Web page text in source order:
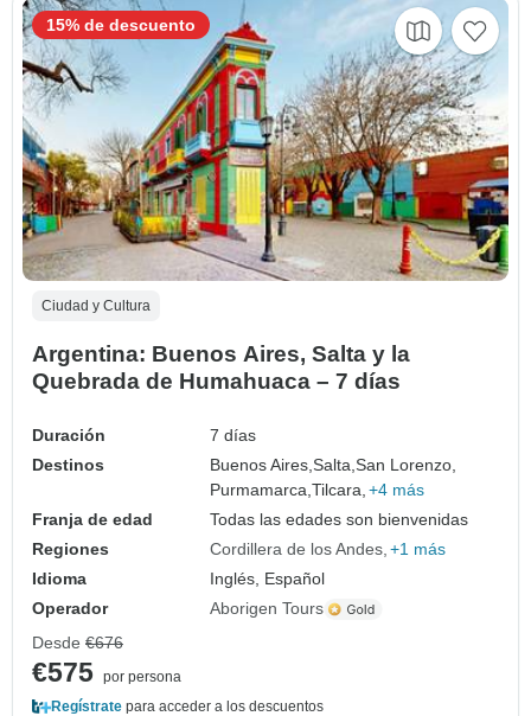
Ciudad y Cultura
Argentina: Buenos Aires, Salta y la
Quebrada de Humahuaca – 7 días
Duración
7 días
Destinos
Buenos Aires,Salta,San Lorenzo,
Purmamarca,Tilcara, +4 más
Franja de edad
Todas las edades son bienvenidas
Regiones
Cordillera de los Andes +1 más
Idioma
Inglés, Español
Operador
Aborigen Tours
15% de descuento
Desde €676
€575 por persona
Regístrate para acceder a los descuentos